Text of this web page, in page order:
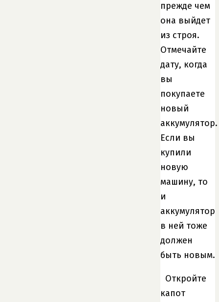
прежде чем
она выйдет
из строя.
Отмечайте
дату, когда
вы
покупаете
новый
аккумулятор.
Если вы
купили
новую
машину, то
и
аккумулятор
в ней тоже
должен
быть новым.
Откройте
капот